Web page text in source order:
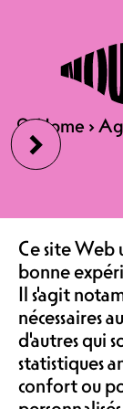
›
🔍Home›
🔍Home›
FOR
ELIE
DE
Les
Ce site Web
bonne
Il s'agit
nécessaires
d'autres qui
statistiques
confort ou